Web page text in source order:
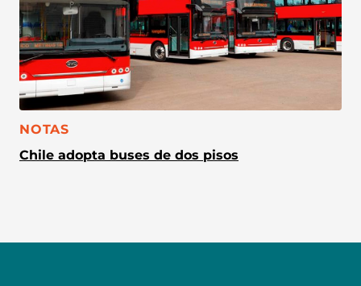
CATEGORÍA:
NOTAS
Chile adopta buses de dos pisos